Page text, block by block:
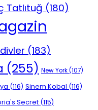
Tatlıtuğ (180)
(183)
(255) New York(107)
(116) Sinem Kobal (116)
Secret (115)